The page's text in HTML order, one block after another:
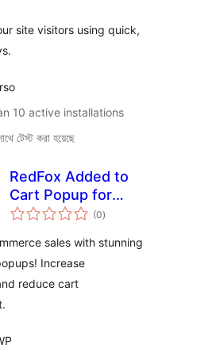
site visitors using quick,
10 active installations
টেস্ট করা হয়েছে
RedFox Added to
Cart Popup for
WooCommerce
(0total
ratings
)
sales with stunning
Increase
reduce cart